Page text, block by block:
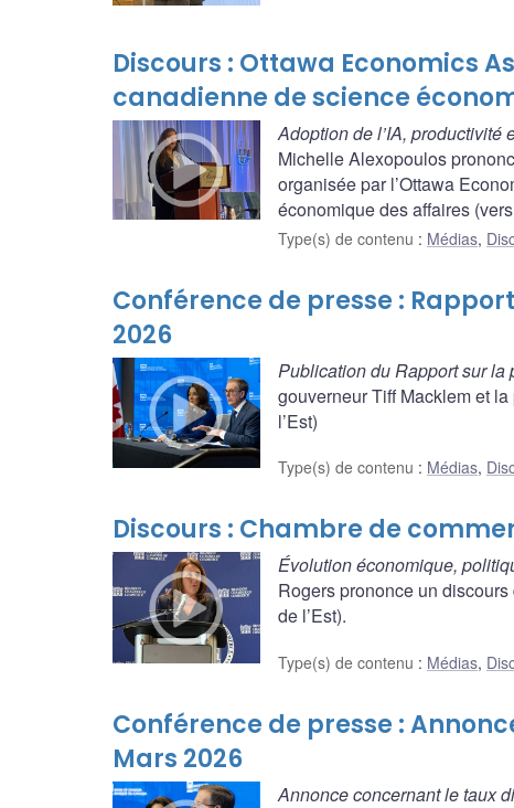
Discours : Ottawa Economics
canadienne de science
Adoption de l’IA,
Michelle Alexopoulos
organisée par l’Ottawa
économique des affaires
Type(s) de contenu : Médias,
Conférence de presse :
2026
Publication du Rapport sur la
gouverneur Tiff Macklem et
l’Est)
Type(s) de contenu : Médias,
Discours : Chambre de
Évolution économique,
Rogers prononce un
de l’Est).
Type(s) de contenu : Médias,
Conférence de presse :
Mars 2026
Annonce concernant le taux